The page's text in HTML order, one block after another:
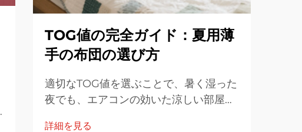
TOG値の完全ガイド：夏用薄
手の布団の選び方
適切なTOG値を選ぶことで、暑く湿った
夜でも、エアコンの効いた涼しい部屋で
詳細を見る